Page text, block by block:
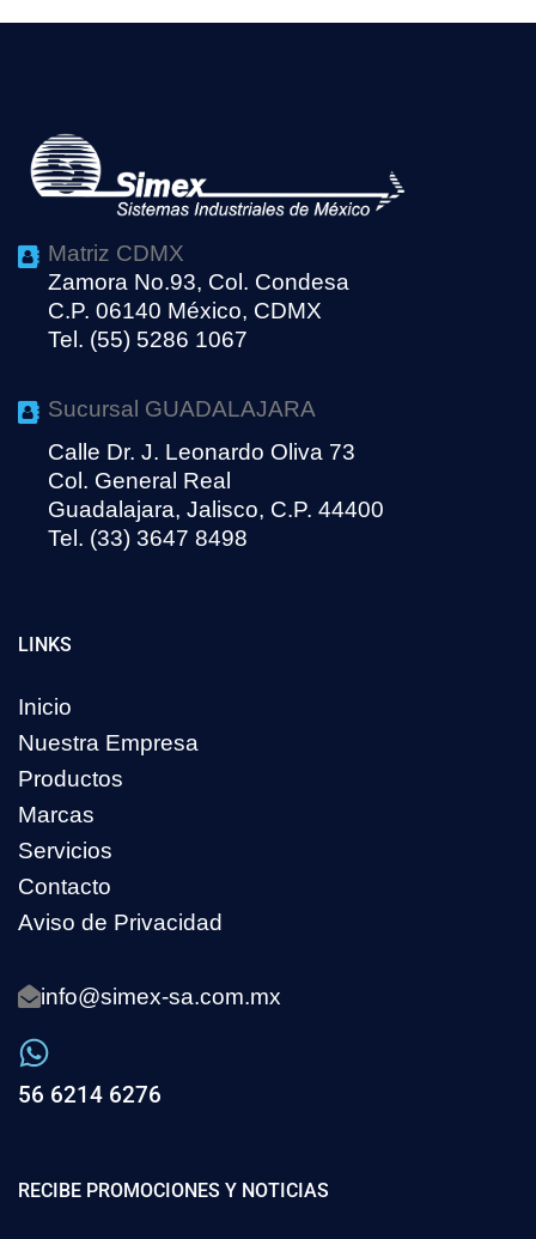
Matriz CDMX
Zamora No.93, Col. Condesa
C.P. 06140 México, CDMX
Tel. (55) 5286 1067
Sucursal GUADALAJARA
Calle Dr. J. Leonardo Oliva 73
Col. General Real
Guadalajara, Jalisco, C.P. 44400
Tel. (33) 3647 8498
LINKS
Inicio
Nuestra Empresa
Productos
Marcas
Servicios
Contacto
Aviso de Privacidad
info@simex-sa.com.mx
56 6214 6276
RECIBE PROMOCIONES Y NOTICIAS